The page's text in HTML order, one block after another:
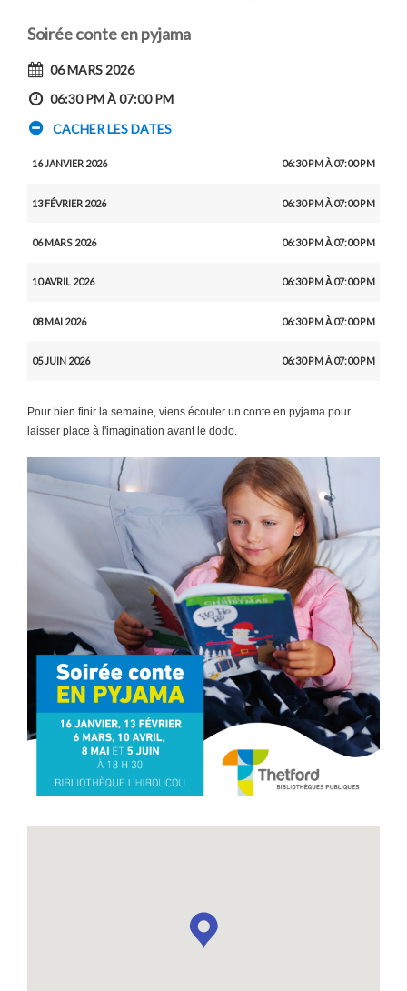
Soirée conte en pyjama
06 MARS 2026
06:30 PM À 07:00 PM
CACHER LES DATES
16 JANVIER 2026 06:30 PM À 07:00 PM
13 FÉVRIER 2026 06:30 PM À 07:00 PM
06 MARS 2026 06:30 PM À 07:00 PM
10 AVRIL 2026 06:30 PM À 07:00 PM
08 MAI 2026 06:30 PM À 07:00 PM
05 JUIN 2026 06:30 PM À 07:00 PM
Pour bien finir la semaine, viens écouter un conte en pyjama pour
laisser place à l'imagination avant le dodo.